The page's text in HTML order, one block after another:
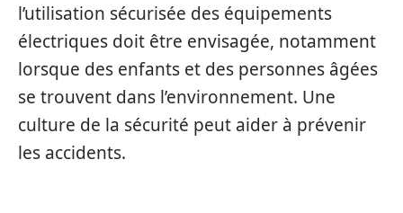
l’utilisation sécurisée des équipements
électriques doit être envisagée, notamment
lorsque des enfants et des personnes âgées
se trouvent dans l’environnement. Une
culture de la sécurité peut aider à prévenir
les accidents.